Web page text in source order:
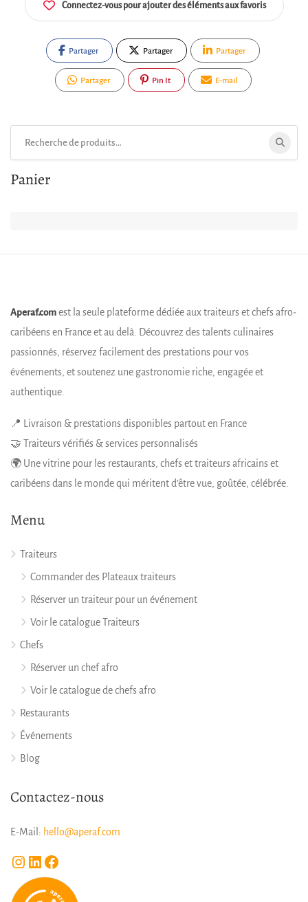
Connectez-vous pour ajouter des éléments aux favoris
Partager Partager Partager
Partager Pin It E-mail
Panier
Aperaf.com est la seule plateforme dédiée aux traiteurs et chefs afro-
caribéens en France et au delà. Découvrez des talents culinaires
passionnés, réservez facilement des prestations pour vos
événements, et soutenez une gastronomie riche, engagée et
authentique.
📍 Livraison & prestations disponibles partout en France
🤝 Traiteurs vérifiés & services personnalisés
🌍 Une vitrine pour les restaurants, chefs et traiteurs africains et
caribéens dans le monde qui méritent d’être vue, goûtée, célébrée.
Menu
Traiteurs
Commander des Plateaux traiteurs
Réserver un traiteur pour un événement
Voir le catalogue Traiteurs
Chefs
Réserver un chef afro
Voir le catalogue de chefs afro
Restaurants
Événements
Blog
Contactez-nous
E-Mail: hello@aperaf.com
Instagram LinkedIn Facebook